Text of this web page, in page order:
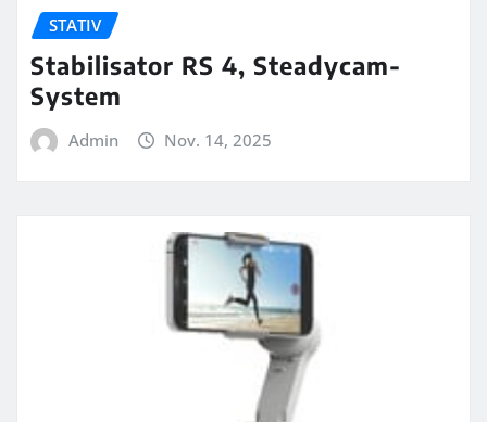
STATIV
Stabilisator RS 4, Steadycam-
System
Admin Nov. 14, 2025